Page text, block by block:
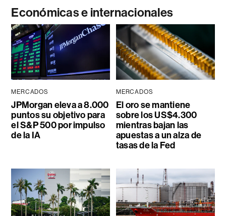
Económicas e internacionales
MERCADOS
JPMorgan eleva a 8.000
puntos su objetivo para
el S&P 500 por impulso
de la IA
MERCADOS
El oro se mantiene
sobre los US$4.300
mientras bajan las
apuestas a un alza de
tasas de la Fed